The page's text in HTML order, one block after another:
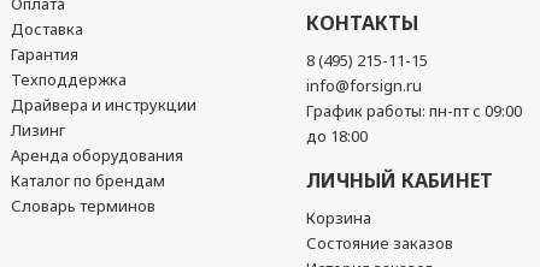
Доставка
Гарантия
Техподдержка
Драйвера и инструкции
Лизинг
Аренда оборудования
Каталог по брендам
Словарь терминов
КОНТАКТЫ
8 (495) 215-11-15
info@forsign.ru
График работы: пн-пт с 09:00
до 18:00
ЛИЧНЫЙ КАБИНЕТ
Корзина
Состояние заказов